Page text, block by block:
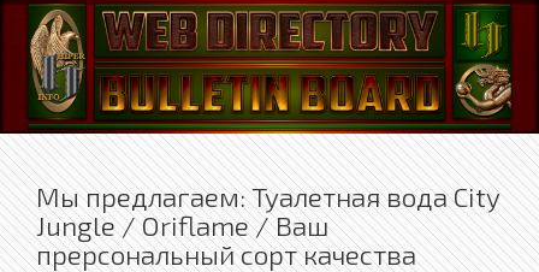
Мы предлагаем: Туалетная вода City
Jungle / Oriflame / Ваш
прерсональный сорт качества